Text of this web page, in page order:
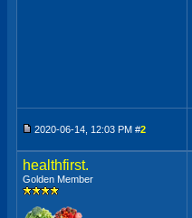
2020-06-14, 12:03 PM #2
healthfirst.
Golden Member